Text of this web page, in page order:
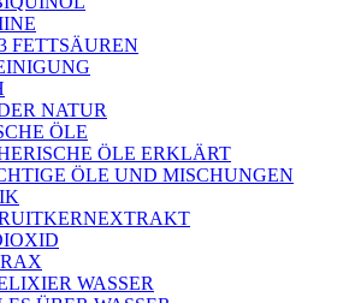
FETTSÄUREN
NATUR
ÖLE
ÖLE ERKLÄRT
ÖLE UND MISCHUNGEN
WASSER